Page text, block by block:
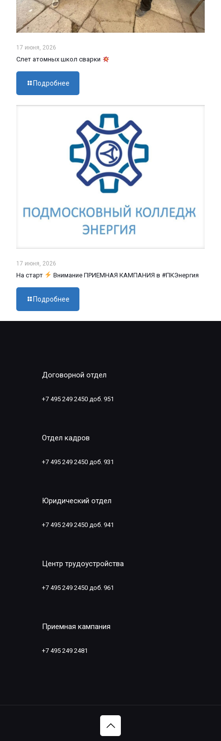
17 июня, 2026
Слет атомных школ сварки
Подробнее
17 июня, 2026
На старт Внимание ПРИЕМНАЯ КАМПАНИЯ в #ПКЭнергия
Подробнее
Договорной отдел
+7 495 249 2450 доб. 951
Отдел кадров
+7 495 249 2450 доб. 931
Юридический отдел
+7 495 249 2450 доб. 941
Центр трудоустройства
+7 495 249 2450 доб. 961
Приемная кампания
+7 495 249 2481